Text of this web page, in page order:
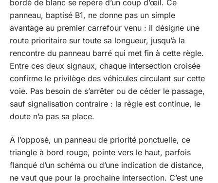
bordé de blanc se repère d’un coup d’œil. Ce
panneau, baptisé B1, ne donne pas un simple
avantage au premier carrefour venu : il désigne une
route prioritaire sur toute sa longueur, jusqu’à la
rencontre du panneau barré qui met fin à cette règle.
Entre ces deux signaux, chaque intersection croisée
confirme le privilège des véhicules circulant sur cette
voie. Pas besoin de s’arrêter ou de céder le passage,
sauf signalisation contraire : la règle est continue, le
doute n’a pas sa place.
À l’opposé, un panneau de priorité ponctuelle, ce
triangle à bord rouge, pointe vers le haut, parfois
flanqué d’un schéma ou d’une indication de distance,
ne vaut que pour la prochaine intersection. C’est une